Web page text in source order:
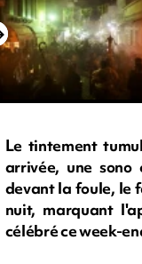
Le tintement
arrivée, une sono
devant la foule, le
nuit, marquant
célébré ce week-